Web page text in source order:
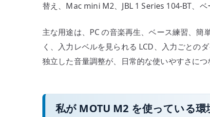
ー
バ
ッ
ク
っ
替え、Mac mini M2、JBL 1 Series 104-BT、
主な用途は、PC の音楽再生、ベース練習、
く、入力レベルを見られる LCD、入力ごとの
独立した音量調整が、日常的な使いやすさにつ
私が MOTU M2 を使っている環